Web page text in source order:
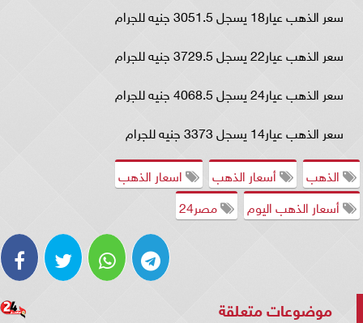
سعر الذهب عيار18 يسجل 3051.5 جنيه للجرام
سعر الذهب عيار22 يسجل 3729.5 جنيه للجرام
سعر الذهب عيار24 يسجل 4068.5 جنيه للجرام
سعر الذهب عيار14 يسجل 3373 جنيه للجرام
الذهب
أسعار الذهب
اسعار الذهب
أسعار الذهب اليوم
مصر24
موضوعات متعلقة